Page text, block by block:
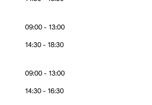
09:00 - 13:00
14:30 - 18:30
09:00 - 13:00
14:30 - 16:30